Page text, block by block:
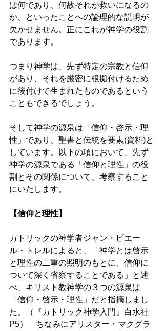
は何であり、何故それが救いになるの
か、といったことへの論理的な説明が
欠かせません。正にこれが神学の役割
であります。
つまり神学は、先ず特定の宗教と信仰
があり、それを厳密に根拠付けるため
に後付けで生まれたものであるという
こともできるでしょう。
そして神学の源泉は「信仰・啓示・理
性」であり、聖書と伝統を要素(資料)と
しています。以下の項において、先ず
神学の源泉である「信仰と理性」の役
割とその関係について、考察すること
にいたします。
【信仰と理性】
カトリックの神学者ジャン・ピエー
ル・トレルによると、「神学とは啓示
と理性の二重の照明のもとに、信仰に
ついて深く省察することである」と述
べ、キリスト教神学の３つの源泉は
「信仰・啓示・理性」だと指摘しまし
た。（『カトリック神学入門』白水社
P5）　ちなみにアリスター・マクグラ